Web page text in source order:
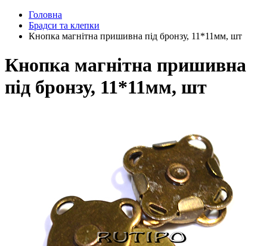
Головна
Брадси та клепки
Кнопка магнітна пришивна під бронзу, 11*11мм, шт
Кнопка магнітна пришивна
під бронзу, 11*11мм, шт